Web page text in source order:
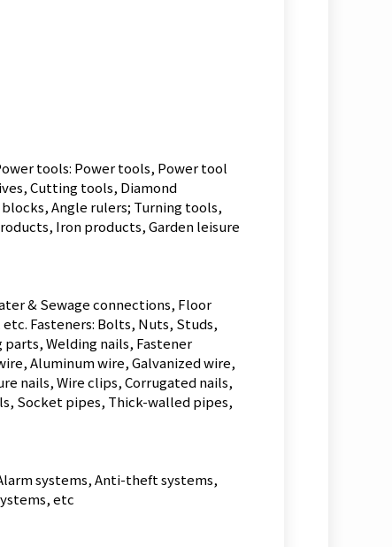
tools: Power tools, Power tool
Cutting tools, Diamond
Angle rulers; Turning tools,
Iron products, Garden leisure
& Sewage connections, Floor
Fasteners: Bolts, Nuts, Studs,
Welding nails, Fastener
Aluminum wire, Galvanized wire,
nails, Wire clips, Corrugated nails,
Socket pipes, Thick-walled pipes,
systems, Anti-theft systems,
etc